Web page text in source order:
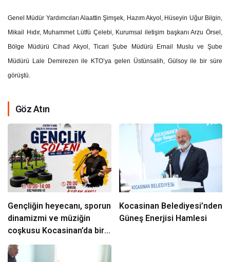
Genel Müdür Yardımcıları Alaattin Şimşek, Hazım Akyol, Hüseyin Uğur Bilgin,
Mikail Hıdır, Muhammet Lütfü Çelebi, Kurumsal iletişim başkanı Arzu Örsel,
Bölge Müdürü Cihad Akyol, Ticari Şube Müdürü Ernail Muslu ve Şube
Müdürü Lale Demirezen ile KTO’ya gelen Üstünsalih, Gülsoy ile bir süre
görüştü.
Göz Atın
Gençliğin heyecanı, sporun
dinamizmi ve müziğin
coşkusu Kocasinan’da bir
araya geliyor!
Kocasinan Belediyesi’nden
Güneş Enerjisi Hamlesi